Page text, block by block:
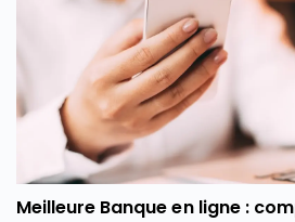
Meilleure Banque en ligne :